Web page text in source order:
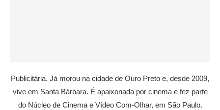
Publicitária. Já morou na cidade de Ouro Preto e, desde 2009,
vive em Santa Bárbara. É apaixonada por cinema e fez parte
do Núcleo de Cinema e Vídeo Com-Olhar, em São Paulo.